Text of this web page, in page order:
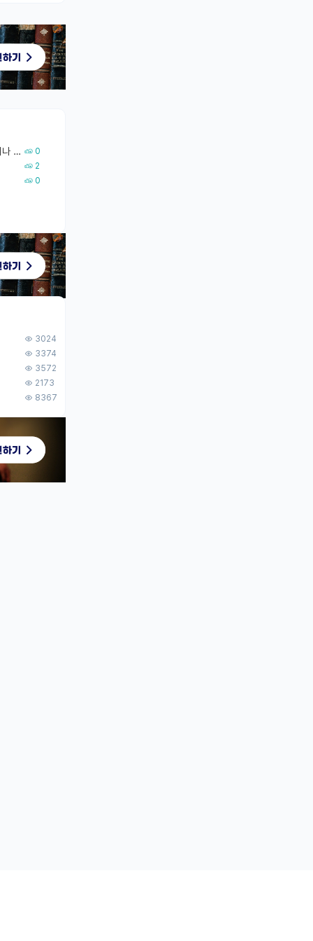
펀딩 취소로 시작된 재수, 바뀐 건 서류 6장이었다 | 7/17 웨비나 회고 0
2
0
3024
3374
3572
2173
8367